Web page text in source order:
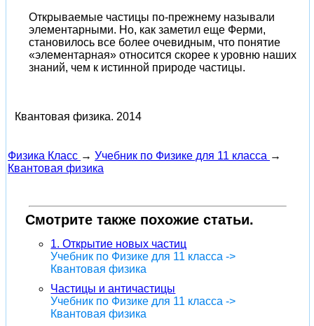
Открываемые частицы по-прежнему называли
элементарными. Но, как заметил еще Ферми,
становилось все более очевидным, что понятие
«элементарная» относится скорее к уровню наших
знаний, чем к истинной природе частицы.
Квантовая физика. 2014
Физика Класс → Учебник по Физике для 11 класса →
Квантовая физика
Смотрите также похожие статьи.
1. Открытие новых частиц
Учебник по Физике для 11 класса ->
Квантовая физика
Частицы и античастицы
Учебник по Физике для 11 класса ->
Квантовая физика